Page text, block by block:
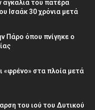
αγκαλιά του πατέρα
Ισαάκ 30 χρόνια μετά
Πάρο όπου πνίγηκε ο
«φρένο» στα πλοία μετά
του ιού του Δυτικού